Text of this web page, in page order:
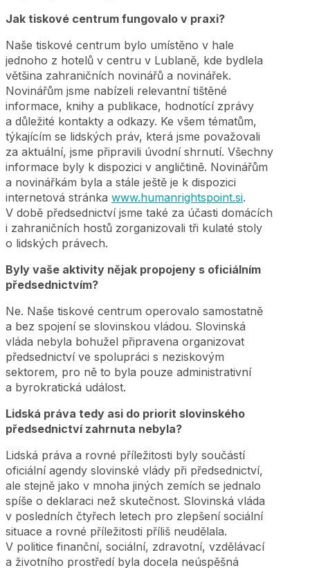
Jak tiskové centrum fungovalo v praxi?
Naše tiskové centrum bylo umístěno v hale
jednoho z hotelů v centru v Lublaně, kde bydlela
většina zahraničních novinářů a novinářek.
Novinářům jsme nabízeli relevantní tištěné
informace, knihy a publikace, hodnotící zprávy
a důležité kontakty a odkazy. Ke všem tématům,
týkajícím se lidských práv, která jsme považovali
za aktuální, jsme připravili úvodní shrnutí. Všechny
informace byly k dispozici v angličtině. Novinářům
a novinářkám byla a stále ještě je k dispozici
internetová stránka www.humanrightspoint.si.
V době předsednictví jsme také za účasti domácích
i zahraničních hostů zorganizovali tři kulaté stoly
o lidských právech.
Byly vaše aktivity nějak propojeny s oficiálním
předsednictvím?
Ne. Naše tiskové centrum operovalo samostatně
a bez spojení se slovinskou vládou. Slovinská
vláda nebyla bohužel připravena organizovat
předsednictví ve spolupráci s neziskovým
sektorem, pro ně to byla pouze administrativní
a byrokratická událost.
Lidská práva tedy asi do priorit slovinského
předsednictví zahrnuta nebyla?
Lidská práva a rovné příležitosti byly součástí
oficiální agendy slovinské vlády při předsednictví,
ale stejně jako v mnoha jiných zemích se jednalo
spíše o deklaraci než skutečnost. Slovinská vláda
v posledních čtyřech letech pro zlepšení sociální
situace a rovné příležitosti příliš neudělala.
V politice finanční, sociální, zdravotní, vzdělávací
a životního prostředí byla docela neúspěšná